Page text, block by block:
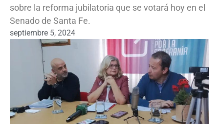
sobre la reforma jubilatoria que se votará hoy en el
Senado de Santa Fe.
septiembre 5, 2024